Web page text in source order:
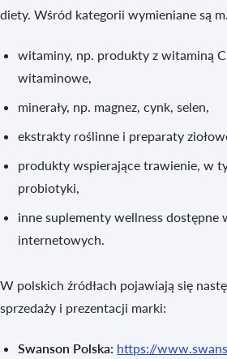
diety. Wśród kategorii wymieniane są
witaminy, np. produkty z witaminą
witaminowe,
minerały, np. magnez, cynk, selen,
ekstrakty roślinne i preparaty
produkty wspierające trawienie, w
probiotyki,
inne suplementy wellness dostępne
internetowych.
W polskich źródłach pojawiają się
sprzedaży i prezentacji marki:
Swanson Polska: https://